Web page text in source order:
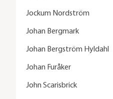
Jockum Nordström
Johan Bergmark
Johan Bergström Hyldahl
Johan Furåker
John Scarisbrick